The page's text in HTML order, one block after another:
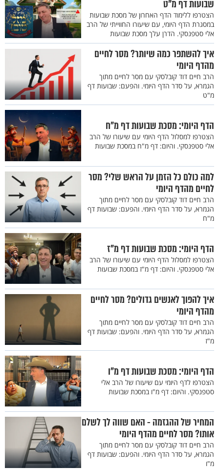
שבועות דף מ"ט
הצטרפו ללימוד הדף האחרון של מסכת שבועות
במסגרת הדף היומי, עם שיעורו החווייתי של הרב
אלי סטפנסקי. הדרן עלך מסכת שבועות
איך להשתפר כמה שיותר? מסר לחיים
מהדף היומי
הרב חיים דוד קובלסקי עם מסר לחיים מתוך
הגמרא, על סדר הדף היומי. והפעם: שבועות דף
מ"ט
הדף היומי: מסכת שבועות דף מ"ח
הצטרפו למסלול הדף היומי עם שיעורו של הרב
אלי סטפנסקי. והיום: דף מ"ח במסכת שבועות
למה כולם כל הזמן על הראש שלי? מסר
לחיים מהדף היומי
הרב חיים דוד קובלסקי עם מסר לחיים מתוך
הגמרא, על סדר הדף היומי. והפעם: שבועות דף
מ"ח
הדף היומי: מסכת שבועות דף מ"ז
הצטרפו למסלול הדף היומי עם שיעורו של הרב
אלי סטפנסקי. והיום: דף מ"ז במסכת שבועות
איך להפוך לאנשים גדולים? מסר לחיים
מהדף היומי
הרב חיים דוד קובלסקי עם מסר לחיים מתוך
הגמרא, על סדר הדף היומי. והפעם: שבועות דף
מ"ז
הדף היומי: מסכת שבועות דף מ"ו
הצטרפו לדף היומי עם שיעורו של הרב אלי
סטפנסקי. והיום: דף מ"ו במסכת שבועות
המחיר של ההגזמה - האם שווה לך לשלם
אותו? מסר לחיים מהדף היומי
הרב חיים דוד קובלסקי עם מסר לחיים מתוך
הגמרא, על סדר הדף היומי. והפעם: שבועות דף
מ"ו